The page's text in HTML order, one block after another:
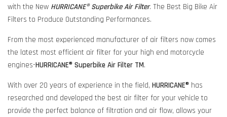
with the New HURRICANE® Superbike Air Filter. The Best Big Bike Air
Filters to Produce Outstanding Performances.
From the most experienced manufacturer of air filters now comes
the latest most efficient air filter for your high end motorcycle
engines-HURRICANE® Superbike Air Filter TM.
With over 20 years of experience in the field, HURRICANE® has
researched and developed the best air filter for your vehicle to
provide the perfect balance of filtration and air flow, allows your